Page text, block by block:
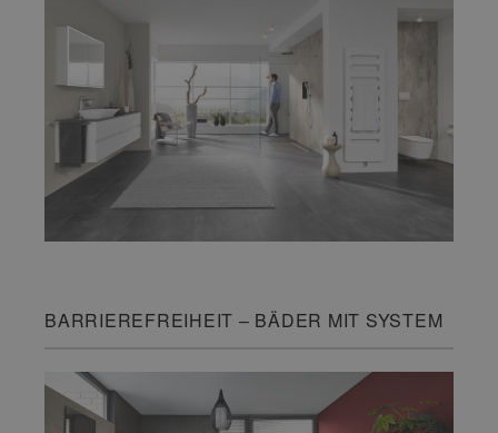
BARRIEREFREIHEIT – BÄDER MIT SYSTEM